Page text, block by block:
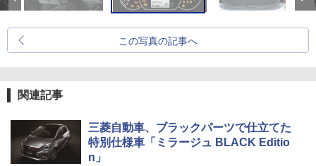
この写真の記事へ
関連記事
三菱自動車、ブラックパーツで仕立てた
特別仕様車「ミラージュ BLACK Editio
n」